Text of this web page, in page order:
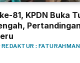
81, KPDN Buka
REDAKTUR : FATURAHMAN